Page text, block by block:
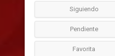
Siguiendo
Pendiente
Favorita